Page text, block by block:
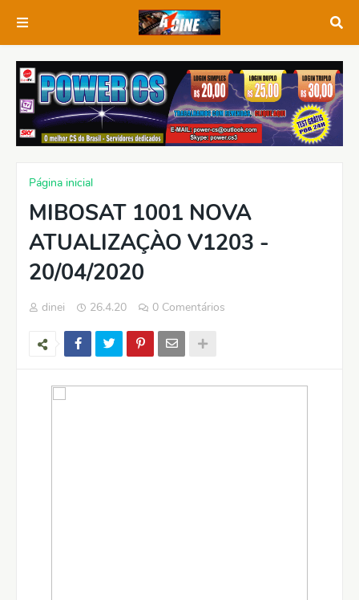
Página inicial
MIBOSAT 1001 NOVA
ATUALIZAÇÀO V1203 -
20/04/2020
dinei 26.4.20 0 Comentários